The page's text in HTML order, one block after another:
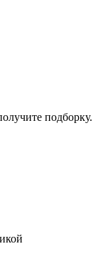
подборку.